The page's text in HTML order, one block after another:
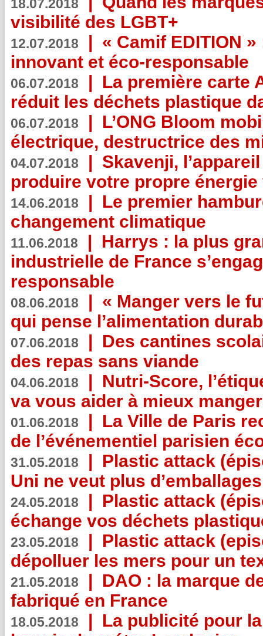
18.07.2018
visibilité des LGBT+
12.07.2018 | « Camif EDITION
innovant et éco-responsable
06.07.2018 | La première carte
réduit les déchets plastique
06.07.2018 | L’ONG Bloom
électrique, destructrice des
04.07.2018 | Skavenji,
produire votre propre
14.06.2018 | Le premier
changement climatique
11.06.2018 | Harrys : la plus
industrielle de France
responsable
08.06.2018 | « Manger vers le
qui pense l’alimentation
07.06.2018 | Des cantines
des repas sans viande
04.06.2018 | Nutri-Score,
va vous aider à mieux
01.06.2018 | La Ville de Paris
de l’événementiel parisien
31.05.2018 | Plastic attack
Uni ne veut plus
24.05.2018 | Plastic attack
échange vos déchets
23.05.2018 | Plastic attack
dépolluer les mers pour un
21.05.2018 | DAO : la marque
fabriqué en France
18.05.2018 | La publicité pour